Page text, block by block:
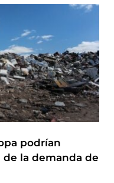
podrían
la demanda de